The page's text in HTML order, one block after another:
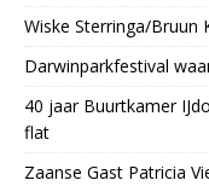
Wiske Sterringa/Bruun
Darwinparkfestival
40 jaar Buurtkamer
flat
Zaanse Gast Patricia